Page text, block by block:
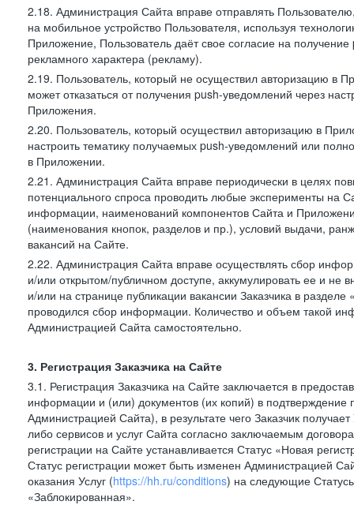
2.18. Администрация Сайта вправе отправлять
на мобильное устройство Пользователя, используя
Приложение, Пользователь даёт свое согласие на
рекламного характера (рекламу).
2.19. Пользователь, который не осуществил авторизацию в
может отказаться от получения push-уведомлений через
Приложения.
2.20. Пользователь, который осуществил авторизацию в
настроить тематику получаемых push-уведомлений или
в Приложении.
2.21. Администрация Сайта вправе периодически в целях
потенциального спроса проводить любые эксперименты на
информации, наименований компонентов Сайта и
(наименования кнопок, разделов и пр.), условий выдачи,
вакансий на Сайте.
2.22. Администрация Сайта вправе осуществлять сбор
и/или открытом/публичном доступе, аккумулировать ее и не
и/или на странице публикации вакансии Заказчика в
проводился сбор информации. Количество и объем такой
Администрацией Сайта самостоятельно.
3. Регистрация Заказчика на Сайте
3.1. Регистрация Заказчика на Сайте заключается в
информации и (или) документов (их копий) в
Администрацией Сайта), в результате чего Заказчик
либо сервисов и услуг Сайта согласно заключаемым
регистрации на Сайте устанавливается Статус «Новая
Статус регистрации может быть изменен Администрацией
оказания Услуг (https://hh.ru/conditions) на следующие
«Заблокированная».